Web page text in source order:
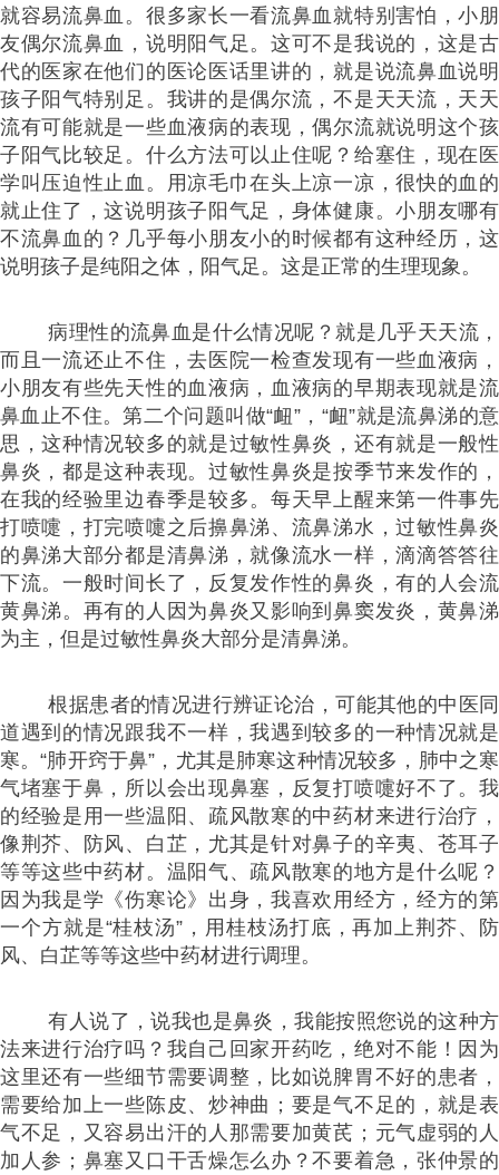
就容易流鼻血。很多家长一看流鼻血就特别害怕，小朋
友偶尔流鼻血，说明阳气足。这可不是我说的，这是古
代的医家在他们的医论医话里讲的，就是说流鼻血说明
孩子阳气特别足。我讲的是偶尔流，不是天天流，天天
流有可能就是一些血液病的表现，偶尔流就说明这个孩
子阳气比较足。什么方法可以止住呢？给塞住，现在医
学叫压迫性止血。用凉毛巾在头上凉一凉，很快的血的
就止住了，这说明孩子阳气足，身体健康。小朋友哪有
不流鼻血的？几乎每小朋友小的时候都有这种经历，这
说明孩子是纯阳之体，阳气足。这是正常的生理现象。
病理性的流鼻血是什么情况呢？就是几乎天天流，
而且一流还止不住，去医院一检查发现有一些血液病，
小朋友有些先天性的血液病，血液病的早期表现就是流
鼻血止不住。第二个问题叫做“衄”，“衄”就是流鼻涕的意
思，这种情况较多的就是过敏性鼻炎，还有就是一般性
鼻炎，都是这种表现。过敏性鼻炎是按季节来发作的，
在我的经验里边春季是较多。每天早上醒来第一件事先
打喷嚏，打完喷嚏之后擤鼻涕、流鼻涕水，过敏性鼻炎
的鼻涕大部分都是清鼻涕，就像流水一样，滴滴答答往
下流。一般时间长了，反复发作性的鼻炎，有的人会流
黄鼻涕。再有的人因为鼻炎又影响到鼻窦发炎，黄鼻涕
为主，但是过敏性鼻炎大部分是清鼻涕。
根据患者的情况进行辨证论治，可能其他的中医同
道遇到的情况跟我不一样，我遇到较多的一种情况就是
寒。“肺开窍于鼻”，尤其是肺寒这种情况较多，肺中之寒
气堵塞于鼻，所以会出现鼻塞，反复打喷嚏好不了。我
的经验是用一些温阳、疏风散寒的中药材来进行治疗，
像荆芥、防风、白芷，尤其是针对鼻子的辛夷、苍耳子
等等这些中药材。温阳气、疏风散寒的地方是什么呢？
因为我是学《伤寒论》出身，我喜欢用经方，经方的第
一个方就是“桂枝汤”，用桂枝汤打底，再加上荆芥、防
风、白芷等等这些中药材进行调理。
有人说了，说我也是鼻炎，我能按照您说的这种方
法来进行治疗吗？我自己回家开药吃，绝对不能！因为
这里还有一些细节需要调整，比如说脾胃不好的患者，
需要给加上一些陈皮、炒神曲；要是气不足的，就是表
气不足，又容易出汗的人那需要加黄芪；元气虚弱的人
加人参；鼻塞又口干舌燥怎么办？不要着急，张仲景的